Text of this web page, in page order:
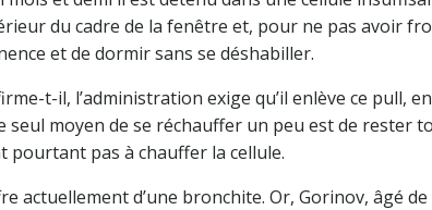
du cadre de la fenêtre et, pour ne pas avoir
et de dormir sans se déshabiller.
t-il, l’administration exige qu’il enlève ce pull,
seul moyen de se réchauffer un peu est de rester
pourtant pas à chauffer la cellule.
actuellement d’une bronchite. Or, Gorinov, âgé